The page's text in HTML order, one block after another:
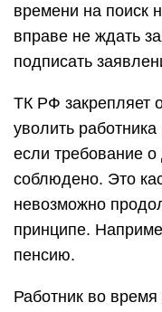
времени на поиск
вправе не ждать
подписать
ТК РФ закрепляет
уволить
если требование
соблюдено. Это
невозможно
принципе.
пенсию.
Работник во